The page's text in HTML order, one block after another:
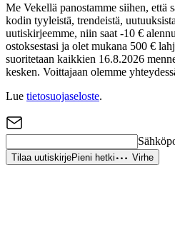
Me Vekellä panostamme siihen, että
kodin tyyleistä, trendeistä,
uutiskirjeemme, niin saat -10 €
ostoksestasi ja olet mukana 500 €
suoritetaan kaikkien 16.8.2026
kesken. Voittajaan olemme
Lue tietosuojaseloste.
Tilaa uutiskirjePieni hetki Virhe